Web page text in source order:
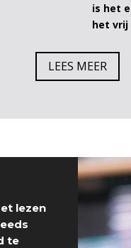
is het
het vrij
LEES MEER
lezen
te